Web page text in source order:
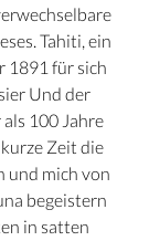
Tahiti, ein
1891 für sich
Und der
100 Jahre
Zeit die
und mich von
begeistern
in satten